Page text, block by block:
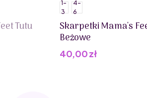
Tutu
1-
3
4-
6
Skarpetki Mama's
Beżowe
40,00zł